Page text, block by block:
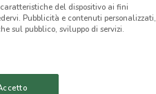
del dispositivo ai fini
Pubblicità e contenuti personalizzati,
sul pubblico, sviluppo di servizi.